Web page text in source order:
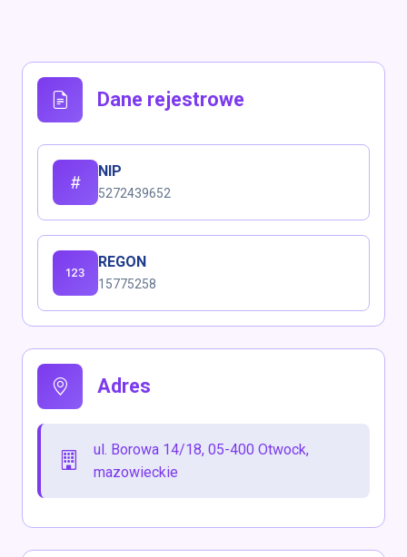
Dane rejestrowe
NIP
5272439652
REGON
15775258
Adres
ul. Borowa 14/18, 05-400 Otwock,
mazowieckie